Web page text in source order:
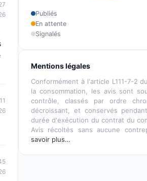
Publiés
En attente
Signalés
Mentions légales
Conformément à l'article L111-7-2
la consommation, les avis sont
contrôle, classés par ordre
décroissant, et conservés
durée d'exécution du contrat du
Avis récoltés sans aucune
savoir plus…